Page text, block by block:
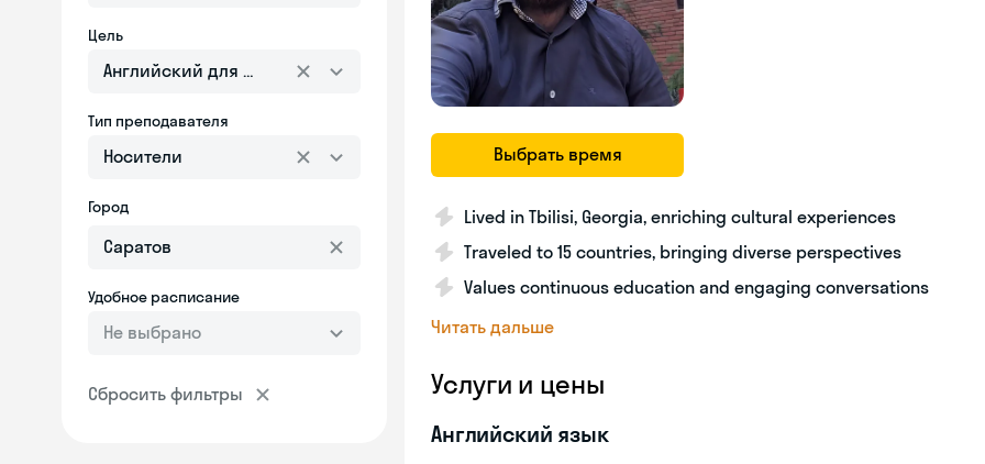
Цель
Английский для взрослых
Тип преподавателя
Носители
Город
Удобное расписание
Не выбрано
Сбросить фильтры
Выбрать время
Lived in Tbilisi, Georgia, enriching cultural experiences
Traveled to 15 countries, bringing diverse perspectives
Values continuous education and engaging conversations
Читать дальше
Услуги и цены
Английский язык